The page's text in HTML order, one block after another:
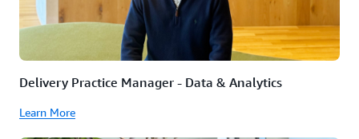
Delivery Practice Manager - Data & Analytics
Learn More